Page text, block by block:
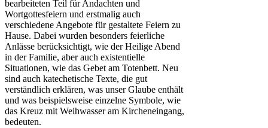
bearbeiteten Teil für Andachten und
Wortgottesfeiern und erstmalig auch
verschiedene Angebote für gestaltete Feiern zu
Hause. Dabei wurden besonders feierliche
Anlässe berücksichtigt, wie der Heilige Abend
in der Familie, aber auch existentielle
Situationen, wie das Gebet am Totenbett. Neu
sind auch katechetische Texte, die gut
verständlich erklären, was unser Glaube enthält
und was beispielsweise einzelne Symbole, wie
das Kreuz mit Weihwasser am Kircheneingang,
bedeuten.